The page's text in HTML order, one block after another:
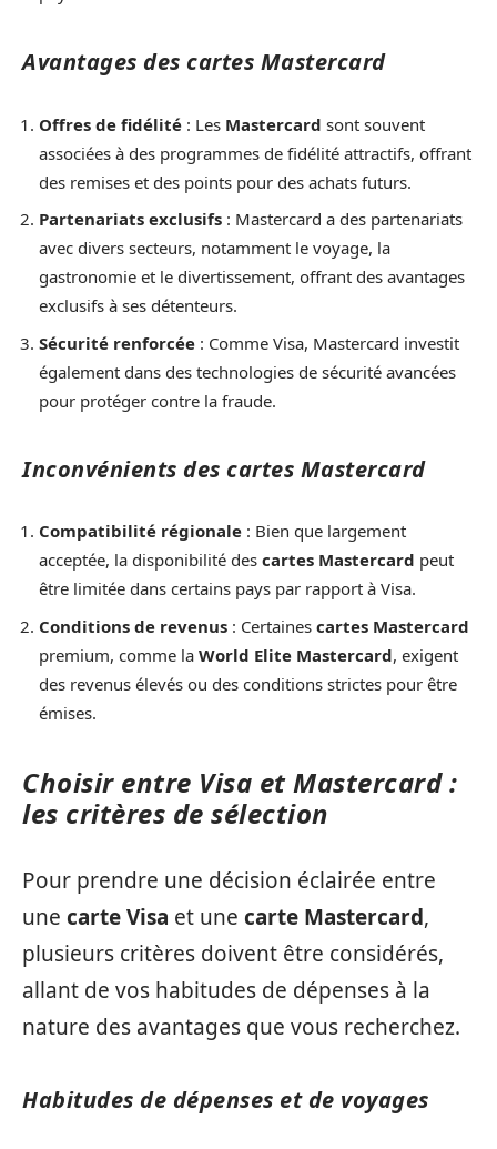
Avantages des cartes Mastercard
Offres de fidélité : Les Mastercard sont souvent
associées à des programmes de fidélité attractifs, offrant
des remises et des points pour des achats futurs.
Partenariats exclusifs : Mastercard a des partenariats
avec divers secteurs, notamment le voyage, la
gastronomie et le divertissement, offrant des avantages
exclusifs à ses détenteurs.
Sécurité renforcée : Comme Visa, Mastercard investit
également dans des technologies de sécurité avancées
pour protéger contre la fraude.
Inconvénients des cartes Mastercard
Compatibilité régionale : Bien que largement
acceptée, la disponibilité des cartes Mastercard peut
être limitée dans certains pays par rapport à Visa.
Conditions de revenus : Certaines cartes Mastercard
premium, comme la World Elite Mastercard, exigent
des revenus élevés ou des conditions strictes pour être
émises.
Choisir entre Visa et Mastercard :
les critères de sélection
Pour prendre une décision éclairée entre
une carte Visa et une carte Mastercard,
plusieurs critères doivent être considérés,
allant de vos habitudes de dépenses à la
nature des avantages que vous recherchez.
Habitudes de dépenses et de voyages